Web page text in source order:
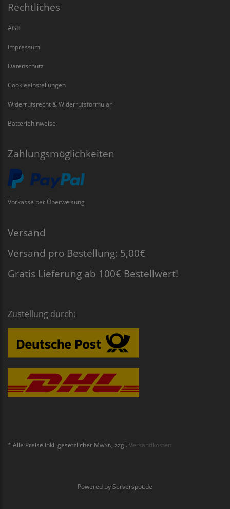
Rechtliches
AGB
Impressum
Datenschutz
Cookieeinstellungen
Widerrufsrecht & Widerrufsformular
Batteriehinweise
Zahlungsmöglichkeiten
Vorkasse per Überweisung
Versand
Versand pro Bestellung: 5,00€
Gratis Lieferung ab 100€ Bestellwert!
Zustellung durch:
* Alle Preise inkl. gesetzlicher MwSt., zzgl. Versandkosten
Powered by Serverspot.de